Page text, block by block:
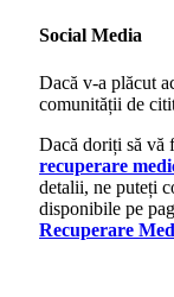
Social Media
Dacă v-a plăcut
comunității de
Dacă doriți să vă
recuperare
detalii, ne puteți
disponibile pe
Recuperare